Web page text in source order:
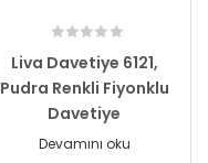
Liva Davetiye 6121,
Pudra Renkli Fiyonklu
Davetiye
Devamını oku